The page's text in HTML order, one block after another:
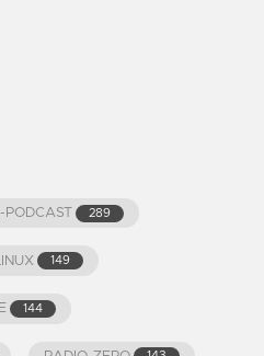
PODCAST 289
149
144